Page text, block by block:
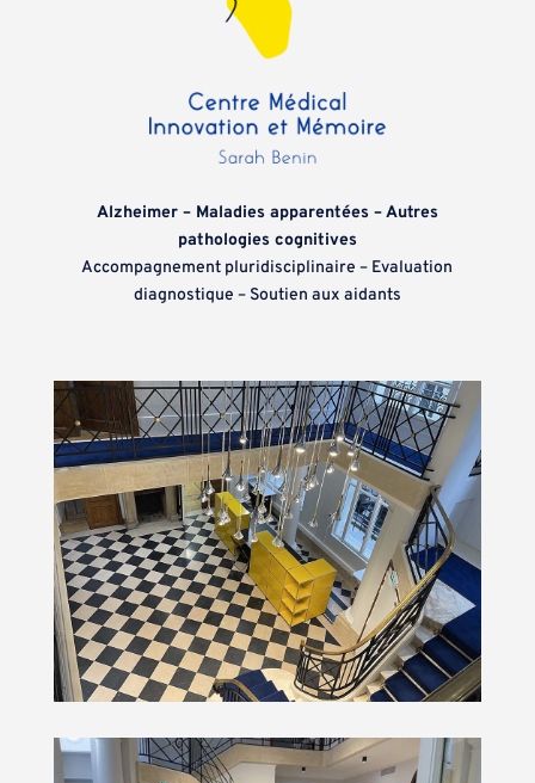
Alzheimer – Maladies apparentées – Autres
pathologies cognitives
Accompagnement pluridisciplinaire – Evaluation
diagnostique – Soutien aux aidants